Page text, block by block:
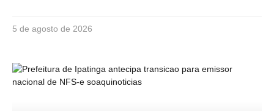
5 de agosto de 2026